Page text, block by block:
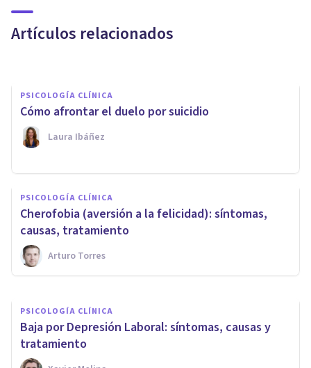
Artículos relacionados
nos puede afectar
PSICOLOGÍA CLÍNICA
Cómo afrontar el duelo por suicidio
Laura Ibáñez
PSICOLOGÍA CLÍNICA
Cherofobia (aversión a la felicidad): síntomas,
causas, tratamiento
Arturo Torres
​10 señales que te indican
cuándo acudir al psicólogo
Psicología Y Mente
PSICOLOGÍA CLÍNICA
Baja por Depresión Laboral: síntomas, causas y
tratamiento